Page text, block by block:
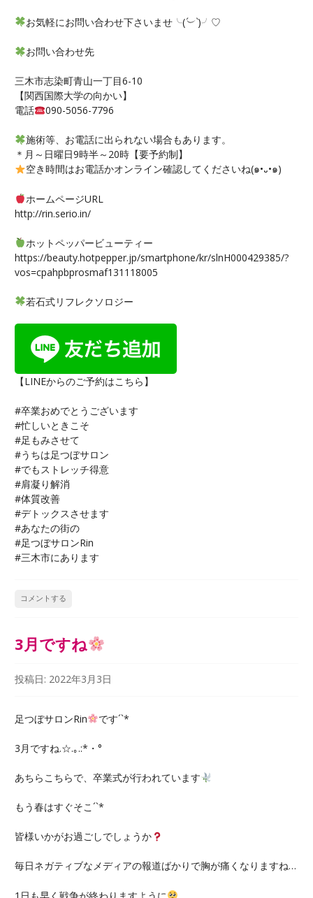
お気軽にお問い合わせ下さいませ╰(´︶`)╯♡
お問い合わせ先
三木市志染町青山一丁目6-10
【関西国際大学の向かい】
電話
090-5056-7796
施術等、お電話に出られない場合もあります。
＊月～日曜日9時半～20時【要予約制】
空き時間はお電話かオンライン確認してくださいね(๑•᎑•๑)
ホームページURL
http://rin.serio.in/
ホットペッパービューティー
https://beauty.hotpepper.jp/smartphone/kr/slnH000429385/?
vos=cpahpbprosmaf131118005
若石式リフレクソロジー
【LINEからのご予約はこちら】
#卒業おめでとうございます
#忙しいときこそ
#足もみさせて
#うちは足つぼサロン
#でもストレッチ得意
#肩凝り解消
#体質改善
#デトックスさせます
#あなたの街の
#足つぼサロンRin
#三木市にあります
コメントする
3月ですね
投稿日: 2022年3月3日
足つぼサロンRin です´`*
3月ですね.☆.｡.:*・°
あちらこちらで、卒業式が行われています
もう春はすぐそこ´`*
皆様いかがお過ごしでしょうか
毎日ネガティブなメディアの報道ばかりで胸が痛くなりますね…
1日も早く戦争が終わりますように